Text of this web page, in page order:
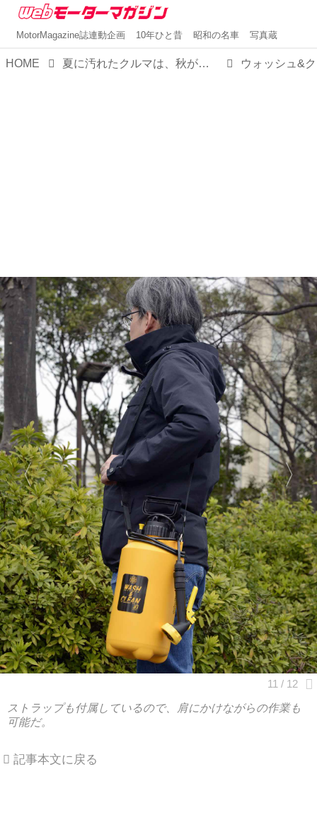
MotorMagazine誌連動企画 10年ひと昔 昭和の名車 写真蔵
HOME 夏に汚れたクルマは、秋が来る前に「ウォッシュ＆クリーン EX」でキレイにしておきたい！【MMスタイル コレクション】 ウォッシュ&
ストラップも付属しているので、肩にかけながらの作業も
可能だ。
記事本文に戻る